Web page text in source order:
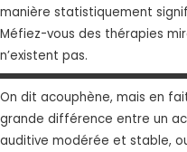
manière statistiquement
Méfiez-vous des thérapies
n’existent pas.
On dit acouphène, mais en
grande différence entre un
auditive modérée et stable,